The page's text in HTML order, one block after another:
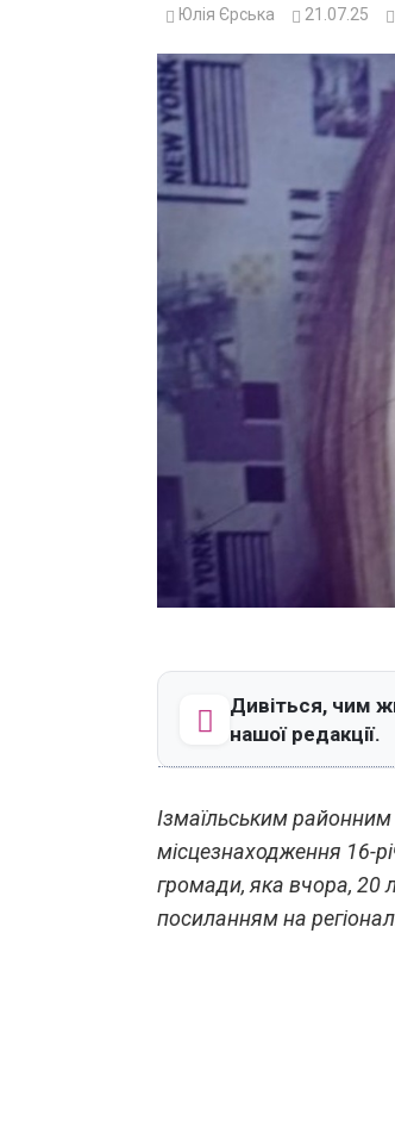
Юлія Єрська 21.07.25
Дивіться, чим
нашої редакції.
Ізмаїльським районним
місцезнаходження 16-
громади, яка вчора, 20
посиланням на